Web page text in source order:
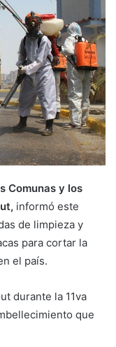
Comunas y los
informó este
de limpieza y
para cortar la
el país.
durante la 11va
que